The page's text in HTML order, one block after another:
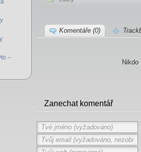
–
Komentáře (0)
Nikdo
Zanechat komentář